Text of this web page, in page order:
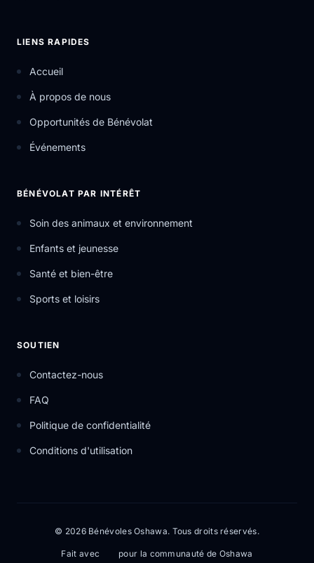
LIENS RAPIDES
Accueil
À propos de nous
Opportunités de Bénévolat
Événements
BÉNÉVOLAT PAR INTÉRÊT
Soin des animaux et environnement
Enfants et jeunesse
Santé et bien-être
Sports et loisirs
SOUTIEN
Contactez-nous
FAQ
Politique de confidentialité
Conditions d'utilisation
© 2026 Bénévoles Oshawa. Tous droits réservés.
Fait avec pour la communauté de Oshawa